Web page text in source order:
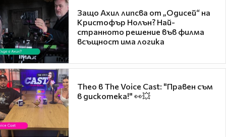
Защо Ахил липсва от „Одисей“ на
Кристофър Нолън? Най-
странното решение във филма
всъщност има логика
Theo в The Voice Cast: "Правен съм
в дискотека!" 👀💥